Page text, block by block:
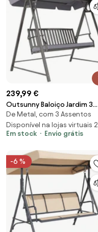
239,99 €
Outsunny Baloiço Jardim 3
Pessoas Banco com Toldo
Ajustável Almofada
Confortável Estrutura Aço
Cinzento | Aosom Portugal
De Metal, com 3 Assentos
Disponível na lojas virtuais 2
Em stock
Envio grátis
-6 %